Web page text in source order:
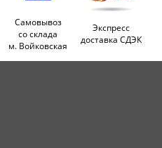
Самовывоз
со склада
м. Войковская
Экспресс
доставка СДЭК